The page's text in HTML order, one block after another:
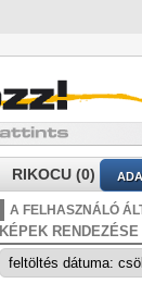
RIKOCU (0)
A FELHASZNÁLÓ
KÉPEK RENDEZÉSE